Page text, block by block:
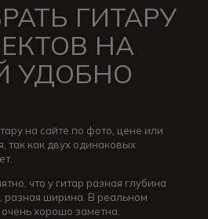
ГИТАРУ
НА
УДОБНО
на сайте по фото, цене или
так как двух одинаковых
что у гитар разная глубина
разная ширина. В реальном
хорошо заметна.